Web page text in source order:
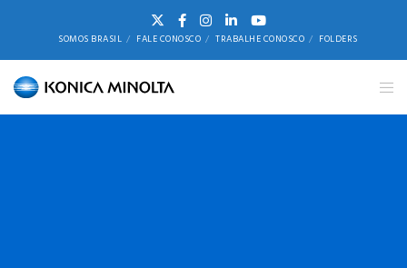
SOMOS BRASIL FALE CONOSCO TRABALHE CONOSCO FOLDERS